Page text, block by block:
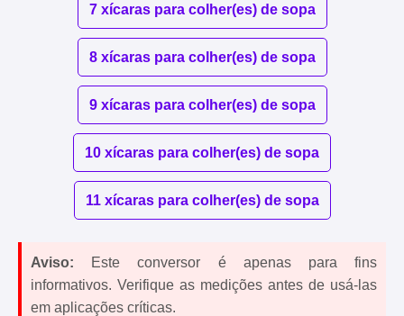
7 xícaras para colher(es) de sopa
8 xícaras para colher(es) de sopa
9 xícaras para colher(es) de sopa
10 xícaras para colher(es) de sopa
11 xícaras para colher(es) de sopa
Aviso: Este conversor é apenas para fins
informativos. Verifique as medições antes de usá-las
em aplicações críticas.